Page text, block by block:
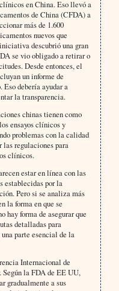
en China. Eso llevó a
de China (CFDA) a
más de 1.600
nuevos que
descubrió una gran
se vio obligado a retirar o
Desde entonces, el
un informe de
debería ayudar a
la transparencia.
chinas tienen como
ensayos clínicos y
problemas con la calidad
regulaciones para
clínicos.
estar en línea con las
establecidas por la
Pero si se analiza más
la forma en que se
hay forma de asegurar que
detalladas para
parte esencial de la
Internacional de
la FDA de EE UU,
gradualmente a sus